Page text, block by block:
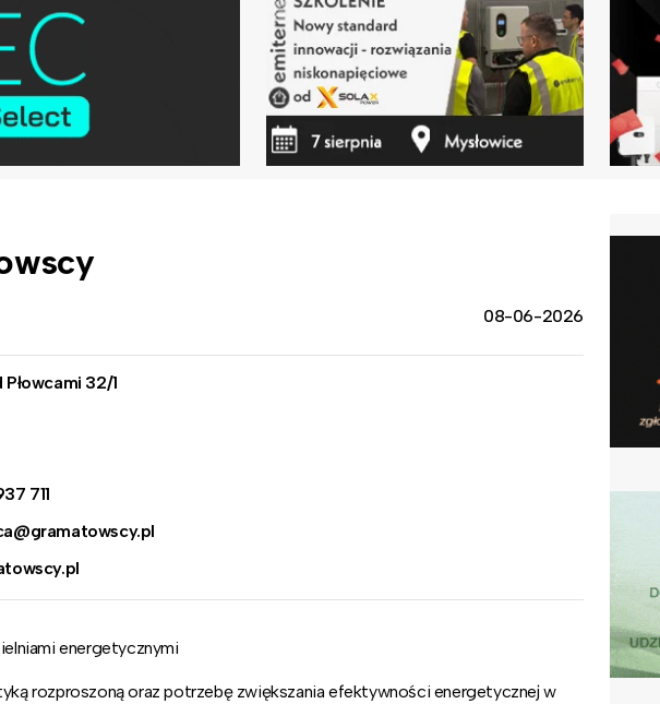
08-06-2026
32/1
711
energetycznymi
rozproszoną oraz potrzebę zwiększania efektywności energetycznej w